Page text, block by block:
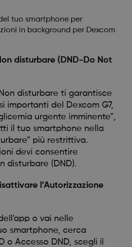
tuo smartphone per
in background per Dexcom
disturbare (DND-Do Not
disturbare ti garantisce
importanti del Dexcom G7,
urgente imminente”,
il tuo smartphone nella
più restrittiva.
devi consentire
disturbare (DND).
l’Autorizzazione
o vai nelle
smartphone, cerca
o Accesso DND, scegli il